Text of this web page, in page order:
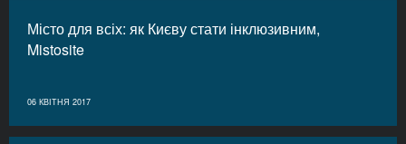
Місто для всіх: як Києву стати інклюзивним,
Mistosite
06 КВІТНЯ 2017